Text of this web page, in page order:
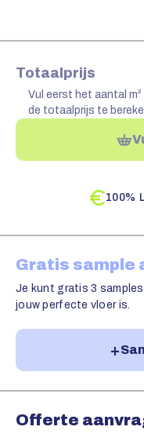
Totaalprijs
Vul eerst het aantal
de totaalprijs te
100%
Gratis sample
Je kunt gratis 3
jouw perfecte vloer is.
Offerte